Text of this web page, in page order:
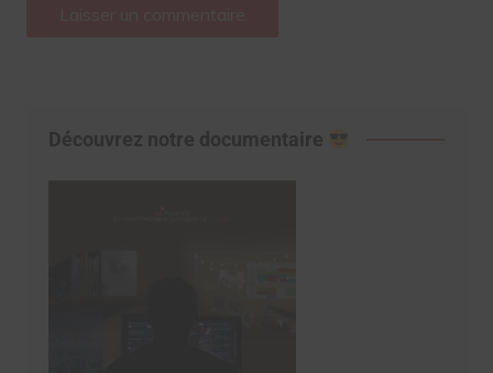
Découvrez notre documentaire